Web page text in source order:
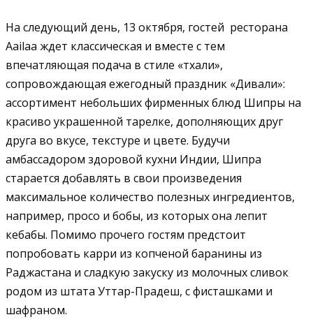
На следующий день, 13 октября, гостей ресторана
Aailaa ждет классическая и вместе с тем
впечатляющая подача в стиле «тхали»,
сопровождающая ежегодный праздник «Дивали»:
ассортимент небольших фирменных блюд Шипры на
красиво украшенной тарелке, дополняющих друг
друга во вкусе, текстуре и цвете. Будучи
амбассадором здоровой кухни Индии, Шипра
старается добавлять в свои произведения
максимальное количество полезных ингредиентов,
например, просо и бобы, из которых она лепит
кебабы. Помимо прочего гостям предстоит
попробовать карри из копченой баранины из
Раджастана и сладкую закуску из молочных сливок
родом из штата Уттар-Прадеш, с фисташками и
шафраном.